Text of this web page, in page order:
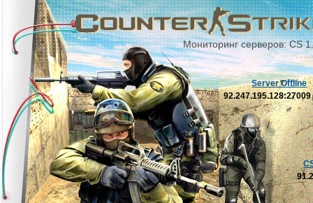
Мониторинг серверов: CS
Server Offline
92.247.195.128:27009